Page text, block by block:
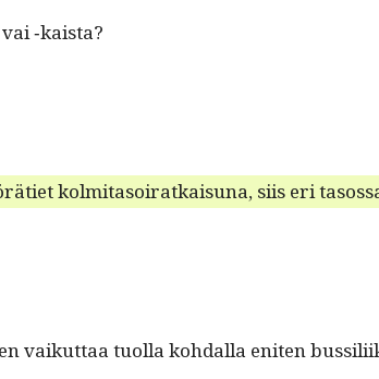
‑kaista?
kolmi­ta­soiratkaisuna, siis eri
vaikut­taa tuol­la kohdal­la eniten